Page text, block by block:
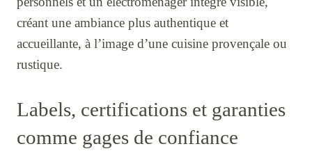
créant une ambiance plus authentique et
accueillante, à l’image d’une cuisine provençale ou
rustique.
Labels, certifications et garanties
comme gages de confiance